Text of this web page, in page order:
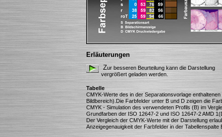
Erläuterungen
Zur besseren Beurteilung kann die Darstellung
vergrößert geladen werden.
Tabelle
CMYK-Werte des in der Separationsvorlage
Bildbereich).Die Farbfelder unter B und D zeigen die
CMYK - Simulation des verwendeten Profils (B) im
Grundfarben der ISO 12647-2 und ISO 12647-2 AMD
Der Vergleich der CMYK-Werte mit der Darstellung
Anzeigegenauigkeit der Farbfelder in der Tabellenspalte